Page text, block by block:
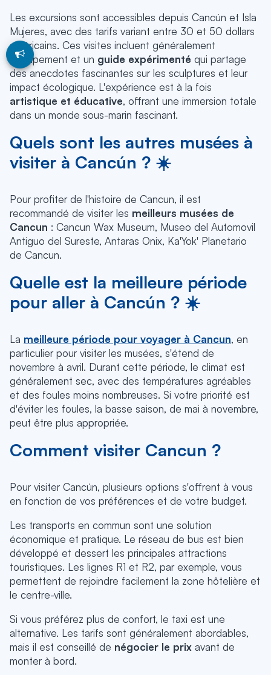
Les excursions sont accessibles depuis Cancún et Isla
Mujeres, avec des tarifs variant entre 30 et 50 dollars
américains. Ces visites incluent généralement
l'équipement et un guide expérimenté qui partage
des anecdotes fascinantes sur les sculptures et leur
impact écologique. L'expérience est à la fois
artistique et éducative, offrant une immersion totale
dans un monde sous-marin fascinant.
Quels sont les autres musées à
visiter à Cancún ? ☀️
Pour profiter de l'histoire de Cancun, il est
recommandé de visiter les meilleurs musées de
Cancun : Cancun Wax Museum, Museo del Automovil
Antiguo del Sureste, Antaras Onix, Ka'Yok' Planetario
de Cancun.
Quelle est la meilleure période
pour aller à Cancún ? ☀️
La meilleure période pour voyager à Cancun, en
particulier pour visiter les musées, s'étend de
novembre à avril. Durant cette période, le climat est
généralement sec, avec des températures agréables
et des foules moins nombreuses. Si votre priorité est
d'éviter les foules, la basse saison, de mai à novembre,
peut être plus appropriée.
Comment visiter Cancun ?
Pour visiter Cancún, plusieurs options s'offrent à vous
en fonction de vos préférences et de votre budget.
Les transports en commun sont une solution
économique et pratique. Le réseau de bus est bien
développé et dessert les principales attractions
touristiques. Les lignes R1 et R2, par exemple, vous
permettent de rejoindre facilement la zone hôtelière et
le centre-ville.
Si vous préférez plus de confort, le taxi est une
alternative. Les tarifs sont généralement abordables,
mais il est conseillé de négocier le prix avant de
monter à bord.